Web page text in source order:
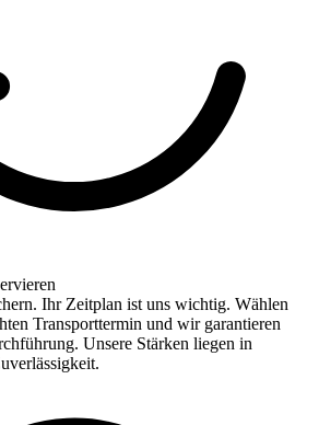
Ihr Zeitplan ist uns wichtig. Wählen
Transporttermin und wir garantieren
Unsere Stärken liegen in